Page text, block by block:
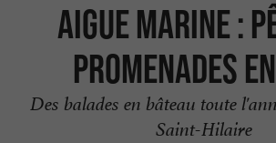
Aigue Marine :
promenades
Des balades en bâteau toute
Saint-Hilaire